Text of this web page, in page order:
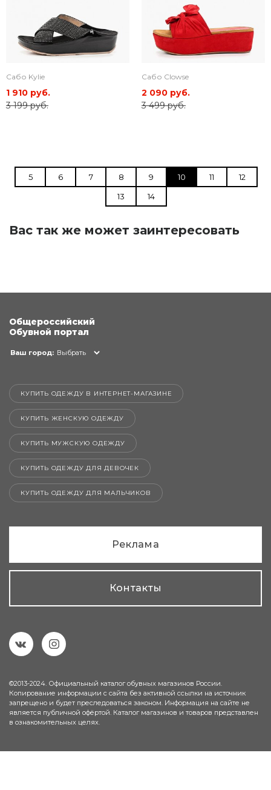
Сабо Kylie
1 910 руб.
3 199 руб.
Сабо Clowse
2 090 руб.
3 499 руб.
5 6 7 8 9 10 11
12
13
14
Вас так же может заинтересовать
Общероссийский
Обувной портал
Ваш город: Выбрать
КУПИТЬ ОДЕЖДУ В ИНТЕРНЕТ-МАГАЗИНЕ
КУПИТЬ ЖЕНСКУЮ ОДЕЖДУ
КУПИТЬ МУЖСКУЮ ОДЕЖДУ
КУПИТЬ ОДЕЖДУ ДЛЯ ДЕВОЧЕК
КУПИТЬ ОДЕЖДУ ДЛЯ МАЛЬЧИКОВ
Реклама
Контакты
©2013-2024. Официальный каталог обувных магазинов России.
Копирование информации с сайта без активной ссылки на источник
запрещено и будет преследоваться законом. Информация на сайте не
является публичной офёртой. Каталог магазинов и товаров представлен
в ознакомительных целях.